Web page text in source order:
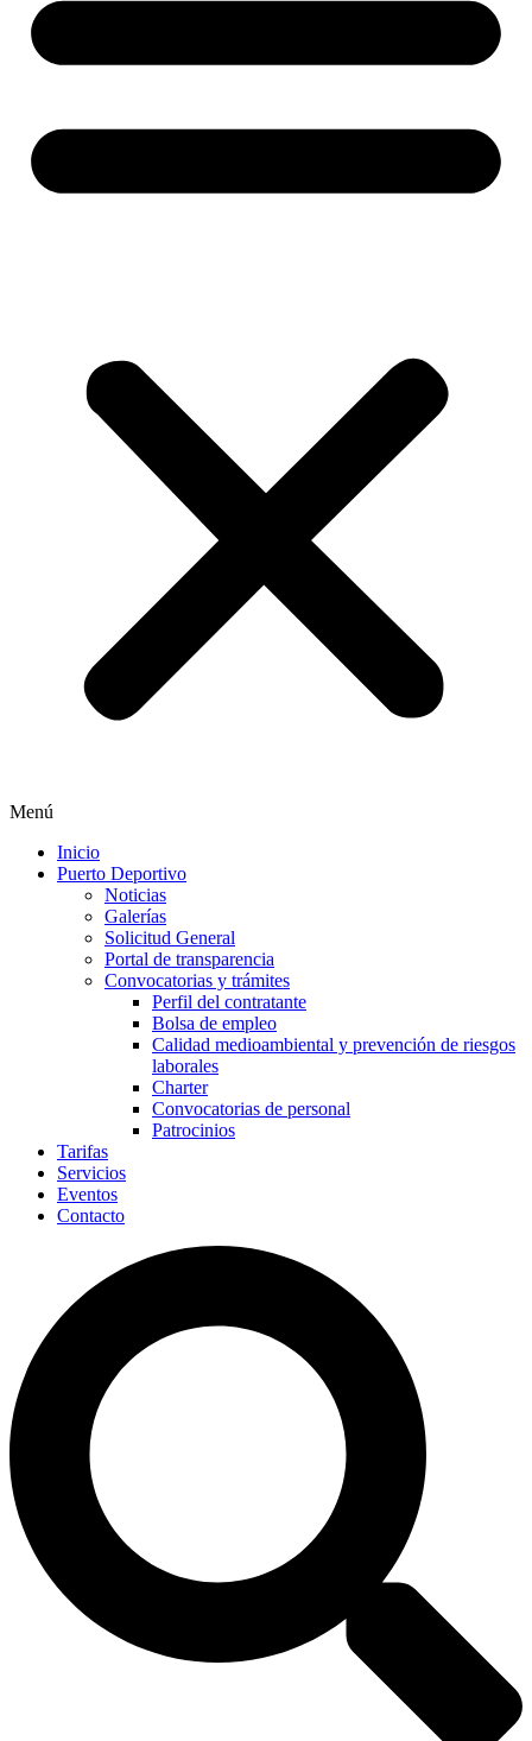
Menú
Inicio
Puerto Deportivo
Noticias
Galerías
Solicitud General
Portal de transparencia
Convocatorias y trámites
Perfil del contratante
Bolsa de empleo
Calidad medioambiental y prevención de riesgos
laborales
Charter
Convocatorias de personal
Patrocinios
Tarifas
Servicios
Eventos
Contacto